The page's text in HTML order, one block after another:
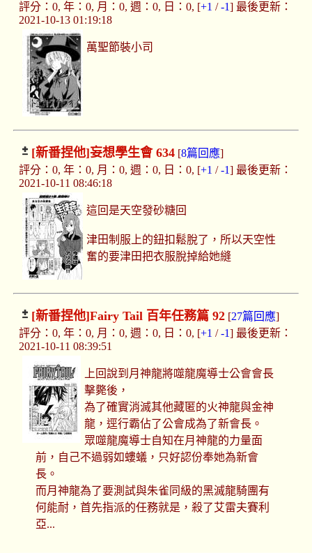
評分：0, 年：0, 月：0, 週：0, 日：0, [+1 /-1] 最後更新：
2021-10-13 01:19:18
萬聖節裝小司
[新番捏他]妄想學生會 634[8篇回應]
評分：0, 年：0, 月：0, 週：0, 日：0, [+1 /-1] 最後更新：
2021-10-11 08:46:18
這回是天空發砂糖回
津田制服上的鈕扣鬆脫了，所以天空性
奮的要津田把衣服脫掉給她縫
[新番捏他]Fairy Tail 百年任務篇 92[27篇回應]
評分：0, 年：0, 月：0, 週：0, 日：0, [+1 /-1] 最後更新：
2021-10-11 08:39:51
上回說到月神龍將噬龍魔導士公會會長
擊斃後，
為了確實消滅其他藏匿的火神龍與金神
龍，逕行霸佔了公會成為了新會長。
眾噬龍魔導士自知在月神龍的力量面
前，自己不過弱如螻蟻，只好認份奉她為新會
長。
而月神龍為了要測試與朱雀同級的黑滅龍騎團有
何能耐，首先指派的任務就是，殺了艾雷夫賽利
亞...